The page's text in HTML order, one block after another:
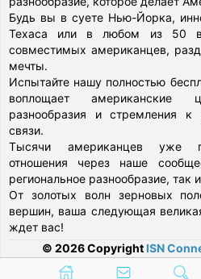
Будь вы в суете Нью-Йорка,
Техаса или в любом из 50
совместимых американцев,
мечты.
Испытайте нашу полностью
воплощает американские
разнообразия и стремления
связи.
Тысячи американцев уже
отношения через наше
региональное разнообразие, так
От золотых волн зерновых
вершин, ваша следующая
ждет вас!
© 2026 Copyright ISN